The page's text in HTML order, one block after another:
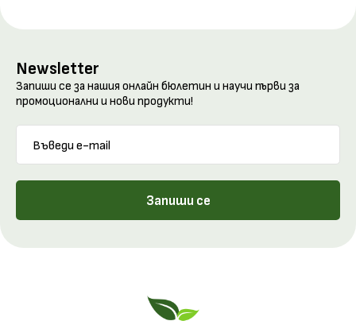
Newsletter
Запиши се за нашия онлайн бюлетин и научи първи за
промоционални и нови продукти!
Запиши се